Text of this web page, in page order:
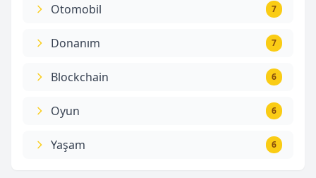
Otomobil 7
Donanım 7
Blockchain 6
Oyun 6
Yaşam 6